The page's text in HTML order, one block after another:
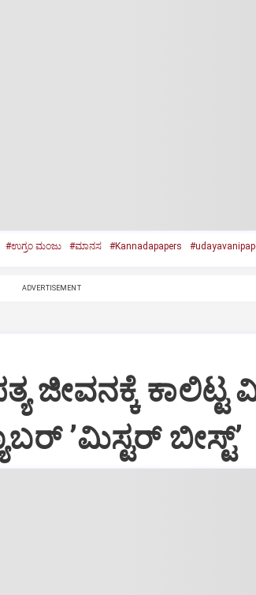
#ಉಗ್ರಂ ಮಂಜು #ಮಾನಸ #Kannadapapers
ADVERTISEMENT
ಜೀವನಕ್ಕೆ ಕಾಲಿಟ್ಟ
ʼಮಿಸ್ಟರ್‌ ಬೀಸ್ಟ್‌ʼ